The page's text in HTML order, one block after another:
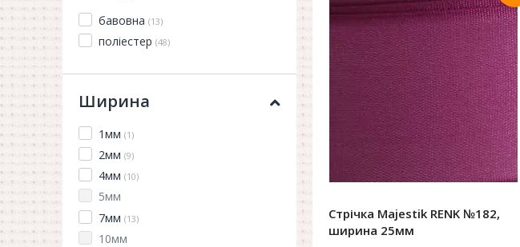
бавовна (13)
поліестер (48)
Ширина
1мм (1)
2мм (9)
4мм (10)
5мм
7мм (13)
10мм
Стрічка Majestik RENK №182,
ширина 25мм